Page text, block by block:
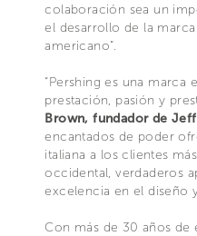
colaboración sea un
el desarrollo de la
americano”.
“Pershing es una marca
prestación, pasión y
Brown, fundador de
encantados de poder
italiana a los clientes
occidental, verdaderos
excelencia en el diseño
Con más de 30 años de